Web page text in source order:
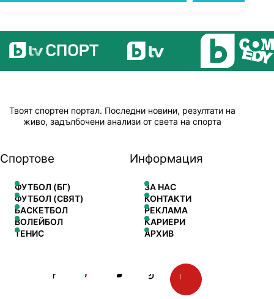
Твоят спортен портал. Последни новини, резултати на
живо, задълбочени анализи от света на спорта
Спортове
ФУТБОЛ (БГ)
ФУТБОЛ (СВЯТ)
БАСКЕТБОЛ
ВОЛЕЙБОЛ
ТЕНИС
Информация
ЗА НАС
КОНТАКТИ
РЕКЛАМА
КАРИЕРИ
АРХИВ